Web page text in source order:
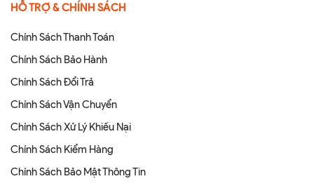
HỖ TRỢ & CHÍNH SÁCH
Chính Sách Thanh Toán
Chính Sách Bảo Hành
Chính Sách Đổi Trả
Chính Sách Vận Chuyển
Chính Sách Xử Lý Khiếu Nại
Chính Sách Kiểm Hàng
Chính Sách Bảo Mật Thông Tin